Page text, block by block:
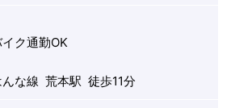
ク通勤OK
な線 荒本駅 徒歩11分